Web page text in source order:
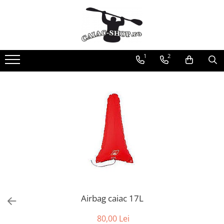
Caiace
Caiace tandem
Canoe
1 2
Airbag caiac 17L
80,00 Lei